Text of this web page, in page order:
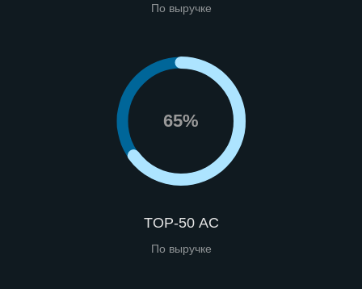
По выручке
65%
TOP-50 АС
По выручке